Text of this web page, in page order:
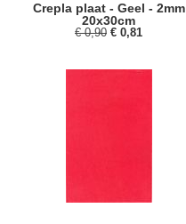
Crepla plaat - Geel - 2mm
20x30cm
€ 0,90 € 0,81